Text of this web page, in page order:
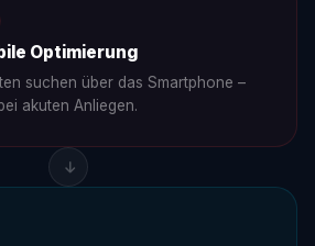
Optimierung
suchen über das Smartphone –
akuten Anliegen.